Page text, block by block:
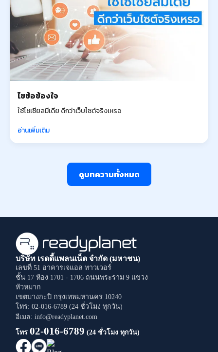
ไขข้อข้องใจ
ใช้โซเชียลมีเดีย ดีกว่าเว็บไซต์จริงเหรอ
อ่านเพิ่มเติม
ดูบทความทั้งหมด
บริษัท เรดดี้แพลนเน็ต จำกัด (มหาชน)
เลขที่ 51 อาคารเจแอล ทาวเวอร์
ชั้น 17 ห้อง 1701 - 1706 ถนนพระราม 9 แขวง
หัวหมาก
เขตบางกะปิ กรุงเทพมหานคร 10240
โทร: 02-016-6789 (24 ชั่วโมง ทุกวัน)
อีเมล: info@readyplanet.com
โทร 02-016-6789 (24 ชั่วโมง ทุกวัน)